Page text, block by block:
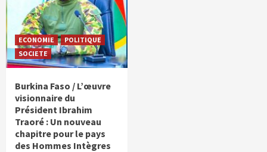
ECONOMIE
POLITIQUE
SOCIETE
Burkina Faso / L’œuvre
visionnaire du
Président Ibrahim
Traoré : Un nouveau
chapitre pour le pays
des Hommes Intègres